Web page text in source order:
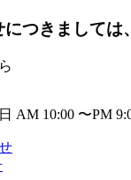
つきましては
AM 10:00 〜PM